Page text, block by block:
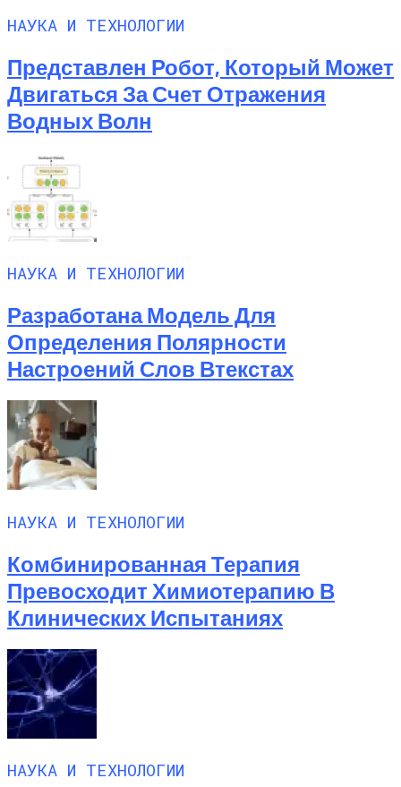
НАУКА И ТЕХНОЛОГИИ
Представлен Робот, Который Может
Двигаться За Счет Отражения
Водных Волн
НАУКА И ТЕХНОЛОГИИ
Разработана Модель Для
Определения Полярности
Настроений Слов Втекстах
НАУКА И ТЕХНОЛОГИИ
Комбинированная Терапия
Превосходит Химиотерапию В
Клинических Испытаниях
НАУКА И ТЕХНОЛОГИИ